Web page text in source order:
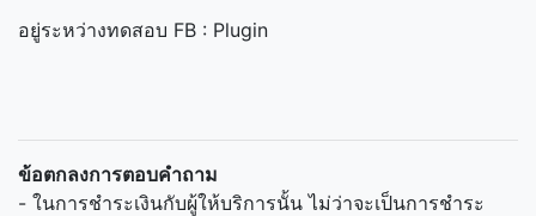
อยู่ระหว่างทดสอบ FB : Plugin
ข้อตกลงการตอบคำถาม
- ในการชำระเงินกับผู้ให้บริการนั้น ไม่ว่าจะเป็นการชำระ